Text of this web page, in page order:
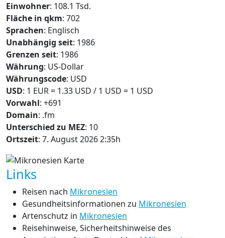
Einwohner: 108.1 Tsd.
Fläche in qkm: 702
Sprachen: Englisch
Unabhängig seit: 1986
Grenzen seit: 1986
Währung: US-Dollar
Währungscode: USD
USD: 1 EUR = 1.33 USD / 1 USD = 1 USD
Vorwahl: +691
Domain: .fm
Unterschied zu MEZ: 10
Ortszeit: 7. August 2026 2:35h
Links
Reisen nach Mikronesien
Gesundheitsinformationen zu Mikronesien
Artenschutz in Mikronesien
Reisehinweise, Sicherheitshinweise des